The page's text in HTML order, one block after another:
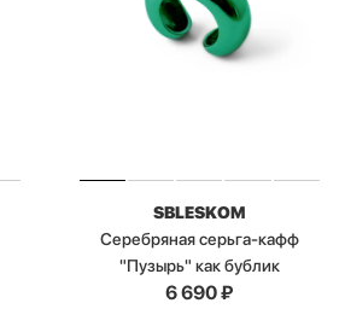
SBLESKOM
Серебряная серьга-кафф
"Пузырь" как бублик
6 690₽